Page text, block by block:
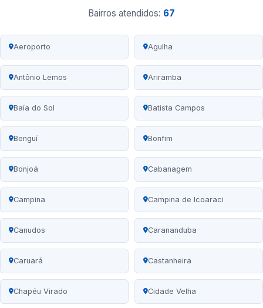
Bairros atendidos: 67
Aeroporto Agulha
Antônio Lemos Ariramba
Baía do Sol Batista Campos
Benguí Bonfim
Bonjoá Cabanagem
Campina Campina de Icoaraci
Canudos Carananduba
Caruará Castanheira
Chapéu Virado Cidade Velha